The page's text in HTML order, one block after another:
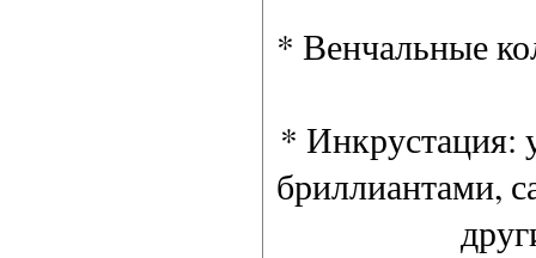
* Венчальные
* Инкрустация:
бриллиантами,